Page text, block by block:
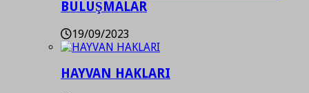
BULUŞMALAR
19/09/2023
HAYVAN HAKLARI